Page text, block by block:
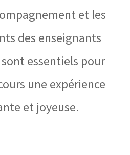
et les
des enseignants
essentiels pour
une expérience
et joyeuse.